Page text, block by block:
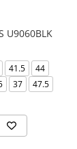
U9060BLK
41.5
44
37 47.5